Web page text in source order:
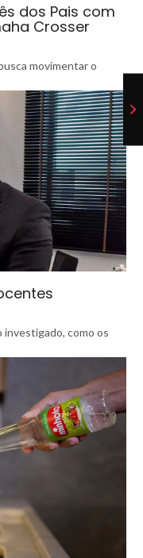
dos Pais com
Crosser
movimentar o
investigado, como os